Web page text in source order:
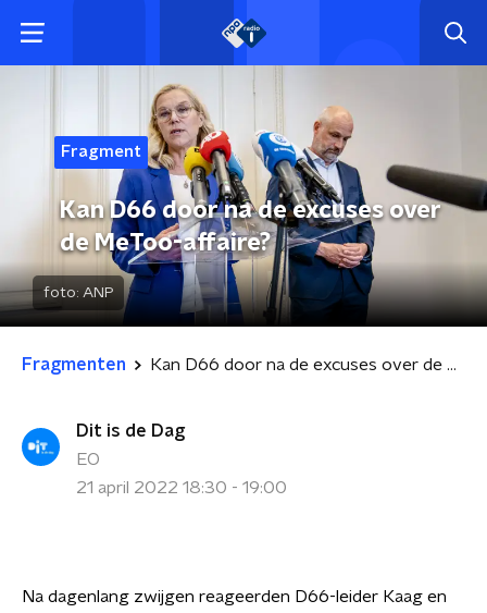
Fragment
Kan D66 door na de excuses over
de MeToo-affaire?
foto: ANP
Fragmenten Kan D66 door na de excuses over de MeToo-affaire?
Dit is de Dag
EO
21 april 2022 18:30 - 19:00
Na dagenlang zwijgen reageerden D66-leider Kaag en